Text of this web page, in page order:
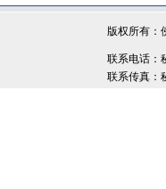
版权所有：
联系电话
联系传真